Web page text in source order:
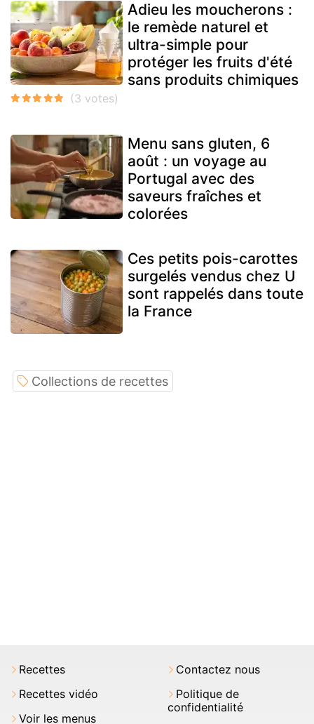
Adieu les moucherons :
le remède naturel et
ultra-simple pour
protéger les fruits d'été
sans produits chimiques
Menu sans gluten, 6
août : un voyage au
Portugal avec des
saveurs fraîches et
colorées
Ces petits pois-carottes
surgelés vendus chez U
sont rappelés dans toute
la France
Collections de recettes
Recettes
Recettes vidéo
Voir les menus
Contactez nous
Politique de
confidentialité